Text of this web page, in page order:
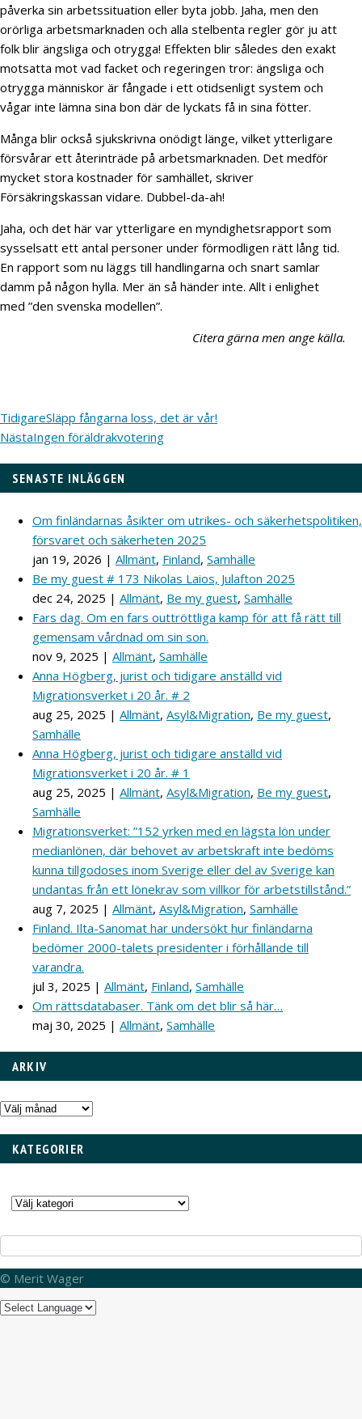
påverka sin arbetssituation eller byta jobb. Jaha, men den
orörliga arbetsmarknaden och alla stelbenta regler gör ju att
folk blir ängsliga och otrygga! Effekten blir således den exakt
motsatta mot vad facket och regeringen tror: ängsliga och
otrygga människor är fångade i ett otidsenligt system och
vågar inte lämna sina bon där de lyckats få in sina fötter.
Många blir också sjukskrivna onödigt länge, vilket ytterligare
försvårar ett återinträde på arbetsmarknaden. Det medför
mycket stora kostnader för samhället, skriver
Försäkringskassan vidare. Dubbel-da-ah!
Jaha, och det här var ytterligare en myndighetsrapport som
sysselsatt ett antal personer under förmodligen rätt lång tid.
En rapport som nu läggs till handlingarna och snart samlar
damm på någon hylla. Mer än så händer inte. Allt i enlighet
med ”den svenska modellen”.
Citera gärna men ange källa.
TidigareSläpp fångarna loss, det är vår!
NästaIngen föräldrakvotering
SENASTE INLÄGGEN
Om finländarnas åsikter om utrikes- och säkerhetspolitiken,
försvaret och säkerheten 2025
jan 19, 2026 | Allmänt, Finland, Samhälle
Be my guest # 173 Nikolas Laios, Julafton 2025
dec 24, 2025 | Allmänt, Be my guest, Samhälle
Fars dag. Om en fars outtröttliga kamp för att få rätt till
gemensam vårdnad om sin son.
nov 9, 2025 | Allmänt, Samhälle
Anna Högberg, jurist och tidigare anställd vid
Migrationsverket i 20 år. # 2
aug 25, 2025 | Allmänt, Asyl&Migration, Be my guest,
Samhälle
Anna Högberg, jurist och tidigare anställd vid
Migrationsverket i 20 år. # 1
aug 25, 2025 | Allmänt, Asyl&Migration, Be my guest,
Samhälle
Migrationsverket: ”152 yrken med en lägsta lön under
medianlönen, där behovet av arbetskraft inte bedöms
kunna tillgodoses inom Sverige eller del av Sverige kan
undantas från ett lönekrav som villkor för arbetstillstånd.”
aug 7, 2025 | Allmänt, Asyl&Migration, Samhälle
Finland. Ilta-Sanomat har undersökt hur finländarna
bedömer 2000-talets presidenter i förhållande till
varandra.
jul 3, 2025 | Allmänt, Finland, Samhälle
Om rättsdatabaser. Tänk om det blir så här…
maj 30, 2025 | Allmänt, Samhälle
ARKIV
Arkiv
KATEGORIER
Kategorier
© Merit Wager